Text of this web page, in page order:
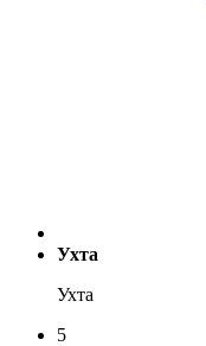
Ухта
Ухта
5